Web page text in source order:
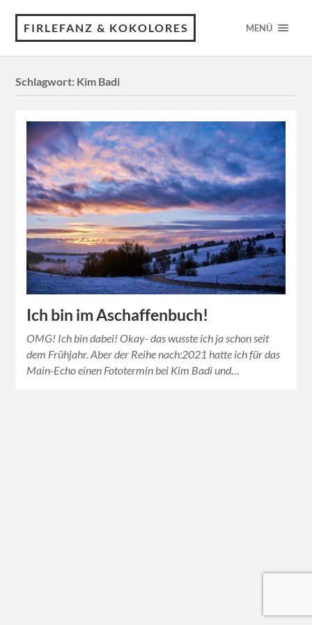
FIRLEFANZ & KOKOLORES MENÜ
Schlagwort: Kim Badi
Ich bin im Aschaffenbuch!
OMG! Ich bin dabei! Okay- das wusste ich ja schon seit
dem Frühjahr. Aber der Reihe nach:2021 hatte ich für das
Main-Echo einen Fototermin bei Kim Badi und…